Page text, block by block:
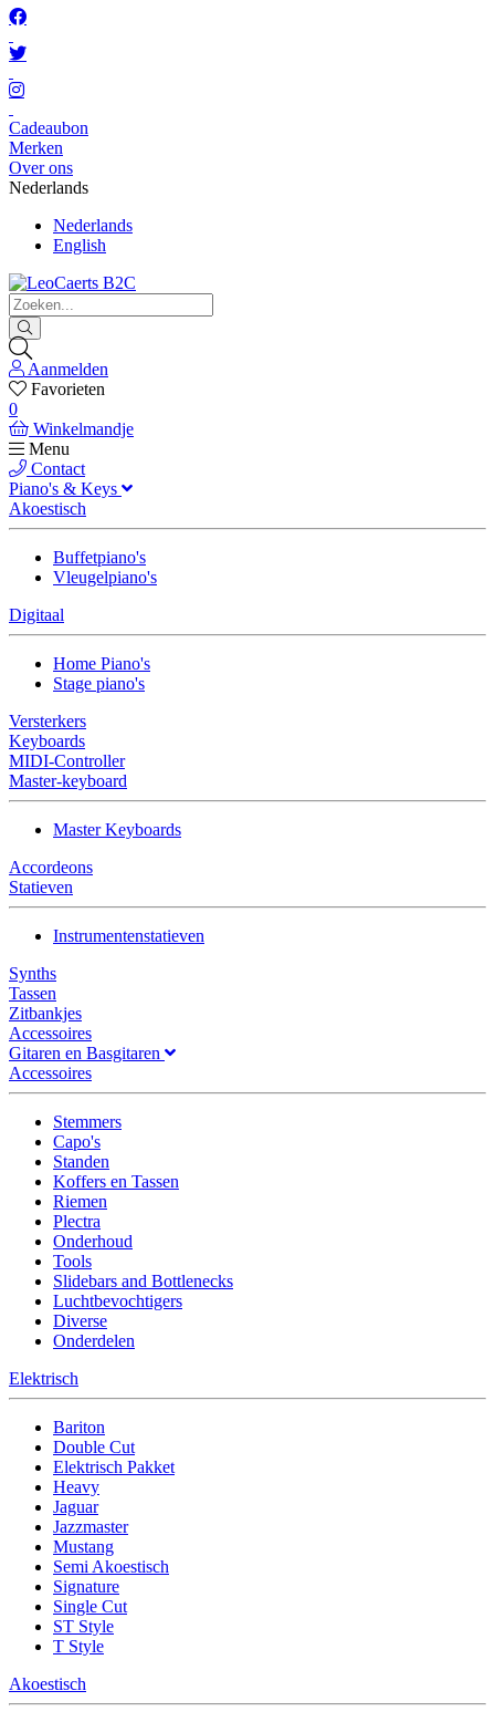
Cadeaubon
Merken
Over ons
Nederlands
Nederlands
English
Aanmelden
Favorieten
0
Winkelmandje
Menu
Contact
Piano's & Keys
Akoestisch
Buffetpiano's
Vleugelpiano's
Digitaal
Home Piano's
Stage piano's
Versterkers
Keyboards
MIDI-Controller
Master-keyboard
Master Keyboards
Accordeons
Statieven
Instrumentenstatieven
Synths
Tassen
Zitbankjes
Accessoires
Gitaren en Basgitaren
Accessoires
Stemmers
Capo's
Standen
Koffers en Tassen
Riemen
Plectra
Onderhoud
Tools
Slidebars and Bottlenecks
Luchtbevochtigers
Diverse
Onderdelen
Elektrisch
Bariton
Double Cut
Elektrisch Pakket
Heavy
Jaguar
Jazzmaster
Mustang
Semi Akoestisch
Signature
Single Cut
ST Style
T Style
Akoestisch